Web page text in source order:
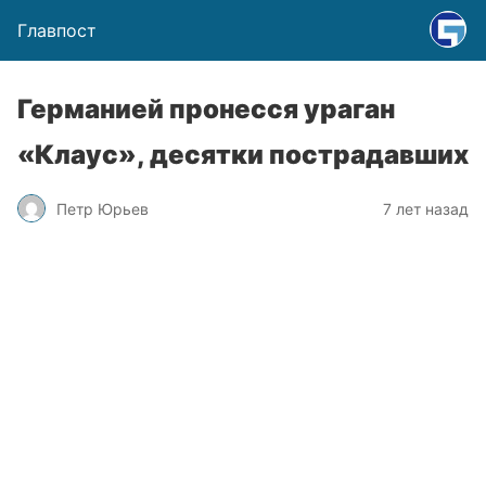
Главпост
Германией пронесся ураган
«Клаус», десятки пострадавших
Петр Юрьев 7 лет назад